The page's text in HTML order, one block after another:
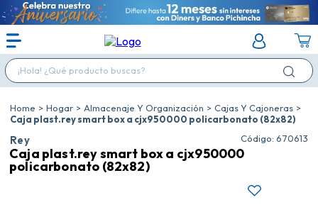
¡Hola! ¿Qué producto buscas?
Hogar Almacenaje Y Organización
Cajas Y Cajoneras
Caja plast.rey smart box a cjx950000 policarbonato (82x82)
Rey : 670613
Caja plast.rey smart box a cjx950000
policarbonato (82x82)